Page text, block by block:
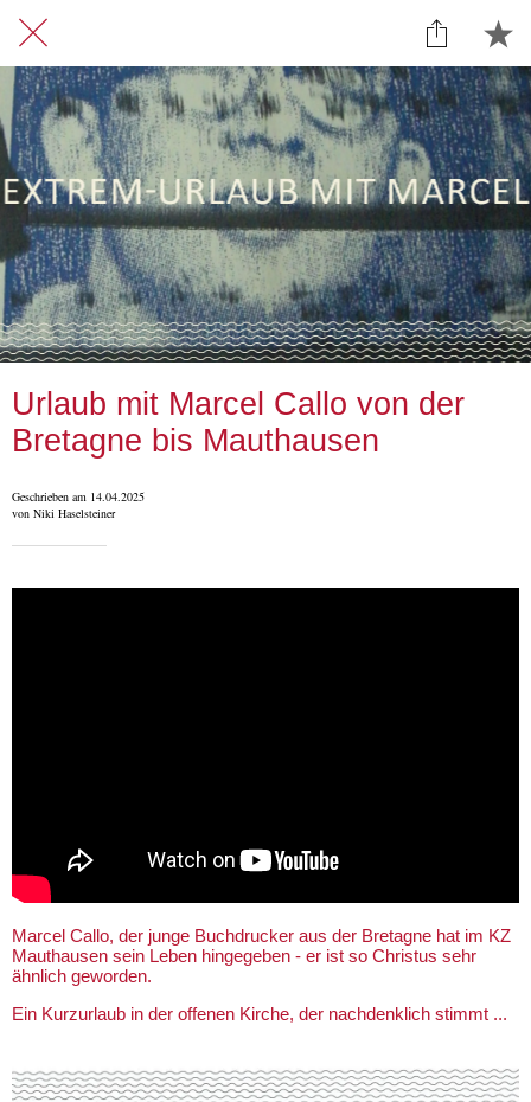
Urlaub mit Marcel Callo von der
Bretagne bis Mauthausen
Geschrieben am 14.04.2025
von Niki Haselsteiner
Marcel Callo, der junge Buchdrucker aus der Bretagne hat im KZ
Mauthausen sein Leben hingegeben - er ist so Christus sehr
ähnlich geworden.
Ein Kurzurlaub in der offenen Kirche, der nachdenklich stimmt ...